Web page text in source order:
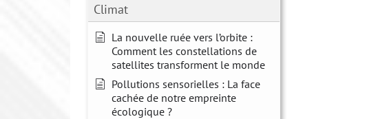
Climat
La nouvelle ruée vers l’orbite :
Comment les constellations de
satellites transforment le monde
Pollutions sensorielles : La face
cachée de notre empreinte
écologique ?